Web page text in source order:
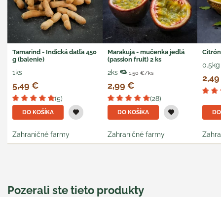
Tamarind - Indická datľa 450
g (balenie)
1ks
5,49 €
(5)
DO KOŠÍKA
Zahraničné farmy
Marakuja - mučenka jedlá
(passion fruit) 2 ks
2ks 1,50 €/ks
2,99 €
(28)
DO KOŠÍKA
Zahraničné farmy
0.5kg
Pozerali ste tieto produkty